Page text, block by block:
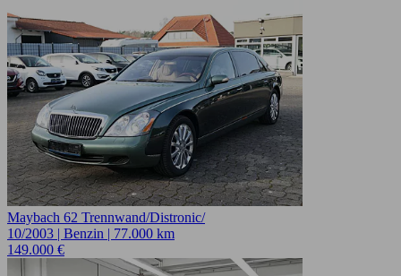
Maybach 62 Trennwand/Distronic/
10/2003 | Benzin | 77.000 km
149.000 €